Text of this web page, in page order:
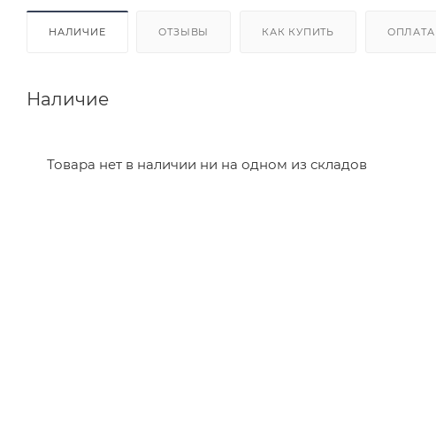
НАЛИЧИЕ ОТЗЫВЫ КАК КУПИТЬ ОПЛАТА
Наличие
Товара нет в наличии ни на одном из складов